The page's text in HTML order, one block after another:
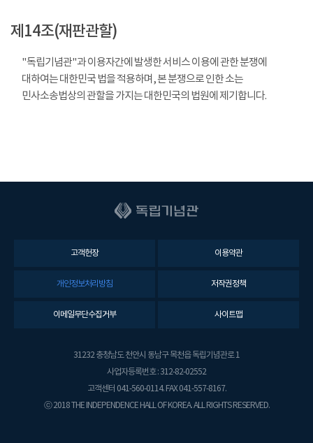
제14조(재판관할)
"독립기념관"과 이용자간에 발생한 서비스 이용에 관한 분쟁에
대하여는 대한민국 법을 적용하며, 본 분쟁으로 인한 소는
민사소송법상의 관할을 가지는 대한민국의 법원에 제기합니다.
고객헌장 이용약관
개인정보처리방침 저작권정책
이메일무단수집거부 사이트맵
31232 충청남도 천안시 동남구 목천읍 독립기념관로 1
사업자등록번호 : 312-82-02552
고객센터 041-560-0114. FAX 041-557-8167.
ⓒ 2018 THE INDEPENDENCE HALL OF KOREA. ALL RIGHTS RESERVED.